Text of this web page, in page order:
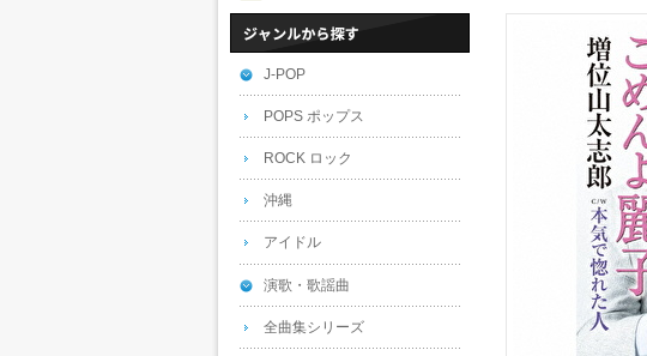
J-POP
POPS ポップス
ROCK ロック
沖縄
アイドル
演歌・歌謡曲
全曲集シリーズ